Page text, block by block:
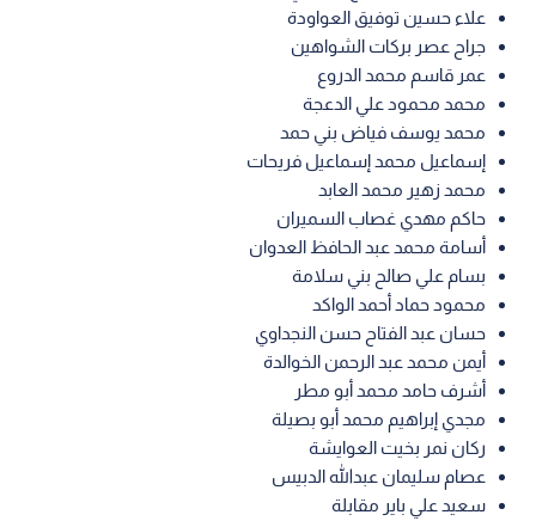
علاء حسين توفيق العواودة
جراح عصر بركات الشواهين
عمر قاسم محمد الدروع
محمد محمود علي الدعجة
محمد يوسف فياض بني حمد
إسماعيل محمد إسماعيل فريحات
محمد زهير محمد العابد
حاكم مهدي غصاب السميران
أسامة محمد عبد الحافظ العدوان
بسام علي صالح بني سلامة
محمود حماد أحمد الواكد
حسان عبد الفتاح حسن النجداوي
أيمن محمد عبد الرحمن الخوالدة
أشرف حامد محمد أبو مطر
مجدي إبراهيم محمد أبو بصيلة
ركان نمر بخيت العوايشة
عصام سليمان عبدالله الدبيس
سعيد علي باير مقابلة